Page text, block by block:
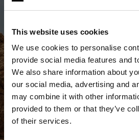
This website uses cookies
We use cookies to personalise
provide social media features and
We also share information about
our social media, advertising and
may combine it with other
provided to them or that they’ve
of their services.